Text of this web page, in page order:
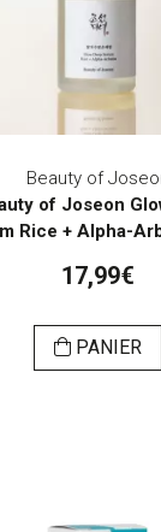
Beauty of
of Joseon
Rice + Alpha-
17,99€
PANIER